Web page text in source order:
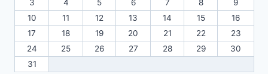
3
4 5 6 7 8
9
10
11 12 13 14 15
16
17
18 19 20 21 22
23
24
25 26 27 28 29
30
31